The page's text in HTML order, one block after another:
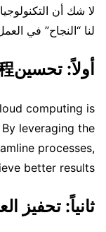
لا شك أن
لنا “النجاح” في
أولاً: تحسين流程 عبر السحابة:
computing is
leveraging the
processes,
better results.
ثانياً: تحفيز